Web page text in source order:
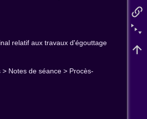
relatif aux travaux d'égouttage
Notes de séance > Procès-